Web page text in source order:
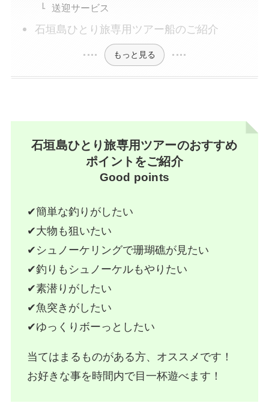
送迎サービス
石垣島ひとり旅専用ツアー船のご紹介
もっと見る
石垣島ひとり旅専用ツアーのおすすめ
ポイントをご紹介
Good points
✔︎簡単な釣りがしたい
✔︎大物も狙いたい
✔︎シュノーケリングで珊瑚礁が見たい
✔︎釣りもシュノーケルもやりたい
✔︎素潜りがしたい
✔︎魚突きがしたい
✔︎ゆっくりボーっとしたい
当てはまるものがある方、オススメです！
お好きな事を時間内で目一杯遊べます！